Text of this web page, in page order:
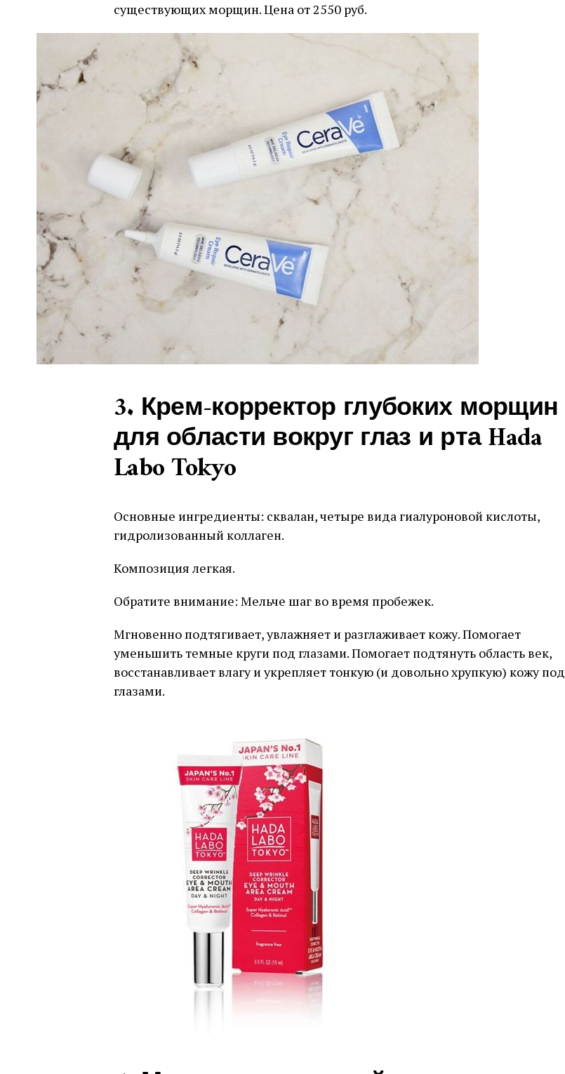
существующих морщин. Цена от 2550 руб.
3. Крем-корректор глубоких морщин
для области вокруг глаз и рта Hada
Labo Tokyo
Основные ингредиенты: сквалан, четыре вида гиалуроновой кислоты,
гидролизованный коллаген.
Композиция легкая.
Обратите внимание: Мельче шаг во время пробежек.
Мгновенно подтягивает, увлажняет и разглаживает кожу. Помогает
уменьшить темные круги под глазами. Помогает подтянуть область век,
восстанавливает влагу и укрепляет тонкую (и довольно хрупкую) кожу под
глазами.